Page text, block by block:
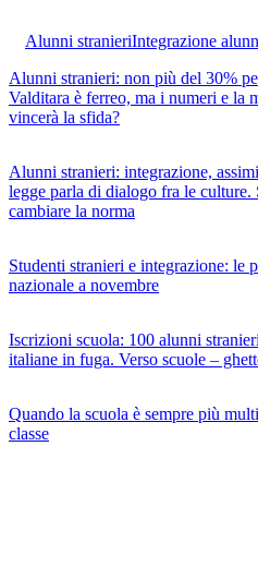
Alunni stranieriIntegrazione
Alunni stranieri: non più del 30%
Valditara è ferreo, ma i numeri e la
vincerà la sfida?
Alunni stranieri: integrazione,
legge parla di dialogo fra le culture.
cambiare la norma
Studenti stranieri e integrazione: le
nazionale a novembre
Iscrizioni scuola: 100 alunni
italiane in fuga. Verso scuole –
Quando la scuola è sempre più
classe